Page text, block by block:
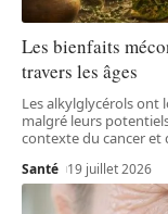
Les bienfaits
travers les âges
Les alkylglycérols ont
malgré leurs
contexte du cancer et
Santé 19 juillet 2026